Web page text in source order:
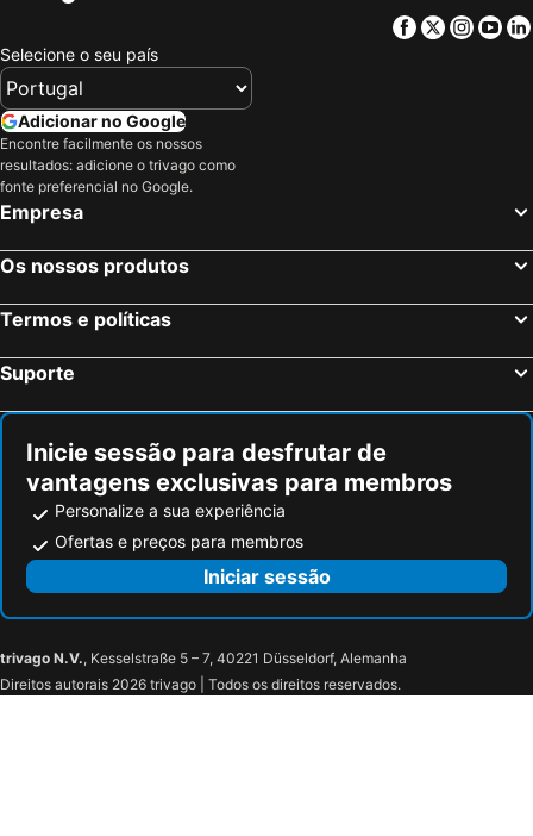
Facebook
Twitter
Selecione o seu país
Adicionar no Google
Encontre facilmente os nossos
resultados: adicione o trivago como
fonte preferencial no Google.
Empresa
Os nossos produtos
Termos e políticas
Suporte
Inicie sessão para desfrutar de
vantagens exclusivas para membros
Personalize a sua experiência
Ofertas e preços para membros
Iniciar sessão
trivago N.V., Kesselstraße 5 – 7, 40221 Düsseldorf, Alemanha
Direitos autorais 2026 trivago | Todos os direitos reservados.